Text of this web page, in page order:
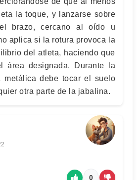
la toque, y lanzarse sobre
brazo, cercano al oído u
aplica si la rotura provoca la
del atleta, haciendo que
área designada. Durante la
metálica debe tocar el suelo
otra parte de la jabalina.
0